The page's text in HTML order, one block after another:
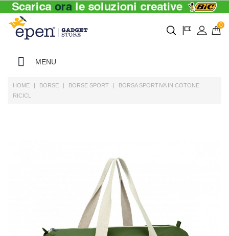
0
MENU
HOME BORSE BORSE SPORT
BORSA SPORTIVA IN COTONE
RICICL